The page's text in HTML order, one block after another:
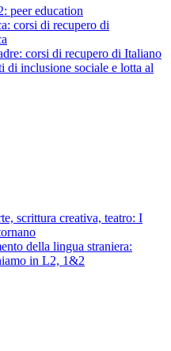
peer education
corsi di recupero di
corsi di recupero di Italiano
di inclusione sociale e lotta al
scrittura creativa, teatro: I
della lingua straniera:
in L2, 1&2